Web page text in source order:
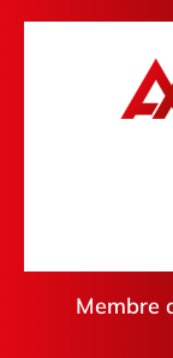
Membre